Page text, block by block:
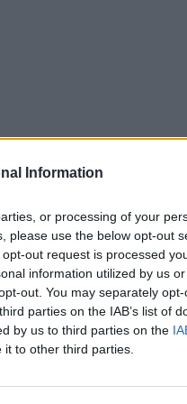
Information
or processing of your
please use the below opt-out
out request is processed
information utilized by us
out. You may separately
parties on the IAB’s list of
by us to third parties on the
to other third parties.
βασιλιά